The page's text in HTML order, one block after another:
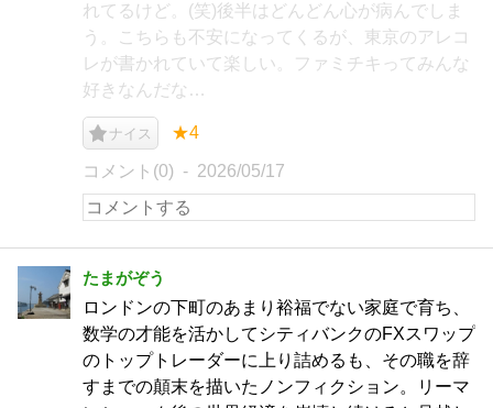
れてるけど。(笑)後半はどんどん心が病んでしま
う。こちらも不安になってくるが、東京のアレコ
レが書かれていて楽しい。ファミチキってみんな
好きなんだな…
ナイス ★4
コメント(0) 2026/05/17
たまがぞう
ロンドンの下町のあまり裕福でない家庭で育ち、
数学の才能を活かしてシティバンクのFXスワップ
のトップトレーダーに上り詰めるも、その職を辞
すまでの顛末を描いたノンフィクション。リーマ